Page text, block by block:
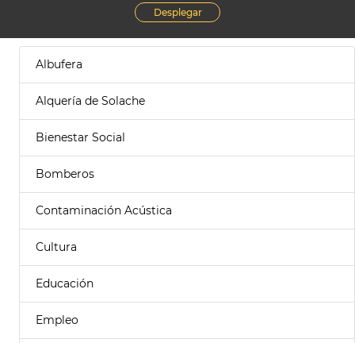
Desplegar
Albufera
Alquería de Solache
Bienestar Social
Bomberos
Contaminación Acústica
Cultura
Educación
Empleo